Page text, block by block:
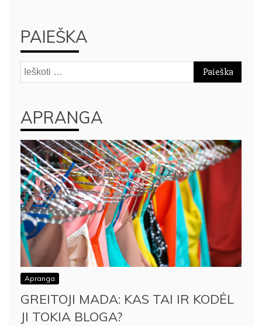
PAIEŠKA
Ieškoti:
APRANGA
Apranga
GREITOJI MADA: KAS TAI IR KODĖL
JI TOKIA BLOGA?